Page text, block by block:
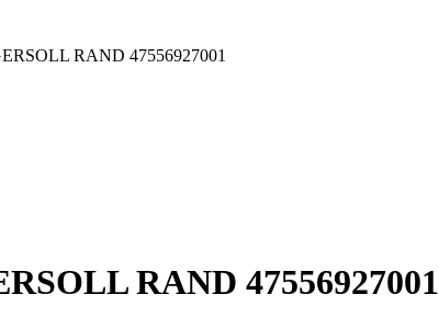
RAND 47556927001
RAND 47556927001